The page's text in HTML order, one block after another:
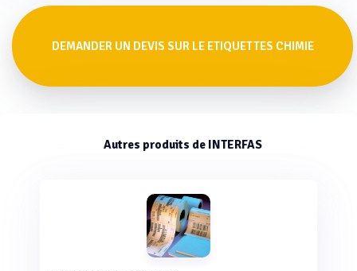
DEMANDER UN DEVIS SUR LE ETIQUETTES CHIMIE
Autres produits de INTERFAS